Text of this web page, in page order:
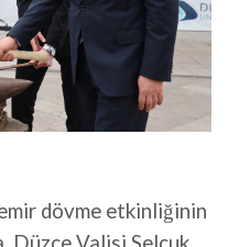
dövme etkinliğinin